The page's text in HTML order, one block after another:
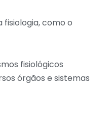
fisiologia, como o
fisiológicos
órgãos e sistemas